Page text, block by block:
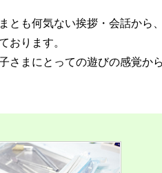
とも何気ない挨拶・会話から
おります。
まにとっての遊びの感覚か